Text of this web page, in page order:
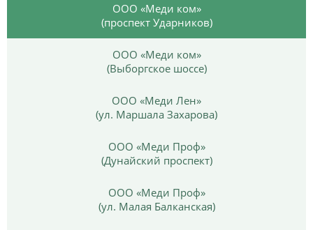
ООО «Меди ком»
(проспект Ударников)
ООО «Меди ком»
(Выборгское шоссе)
ООО «Меди Лен»
(ул. Маршала Захарова)
ООО «Меди Проф»
(Дунайский проспект)
ООО «Меди Проф»
(ул. Малая Балканская)